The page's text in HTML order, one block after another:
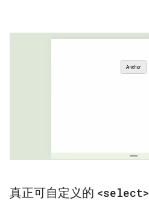
真正可自定义的 <select>